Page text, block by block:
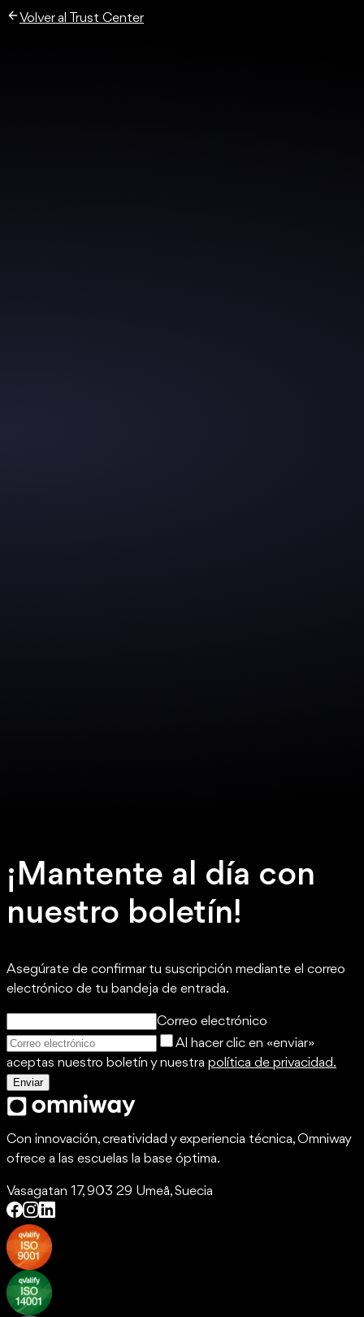
Volver al Trust Center
¡Mantente al día con
nuestro boletín!
Asegúrate de confirmar tu suscripción mediante el correo
electrónico de tu bandeja de entrada.
Correo electrónico
Al hacer clic en «enviar»
aceptas nuestro boletín y nuestra política de privacidad.
Enviar
Con innovación, creatividad y experiencia técnica, Omniway
ofrece a las escuelas la base óptima.
Vasagatan 17, 903 29 Umeå, Suecia